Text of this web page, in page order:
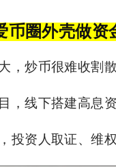
币圈外壳做资
，炒币很难收割散
，线下搭建高息
投资人取证、维